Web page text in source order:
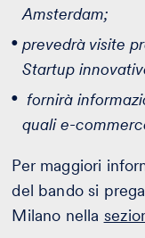
Amsterdam;
prevedrà visite
Startup
fornirà
quali e-
Per maggiori
del bando si
Milano nella